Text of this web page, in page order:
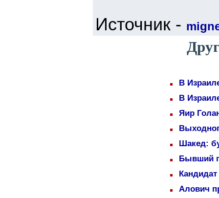
Источник -
В
В
Яир
Шакед:
Бывший
Алович